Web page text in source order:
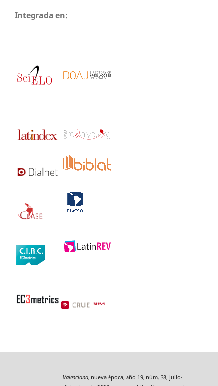
Integrada en:
Valenciana, nueva época, año 19, núm. 38, julio-